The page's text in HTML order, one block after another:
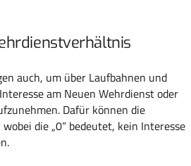
auch, um über Laufbahnen und
am Neuen Wehrdienst oder
Dafür können die
die „0“ bedeutet, kein Interesse